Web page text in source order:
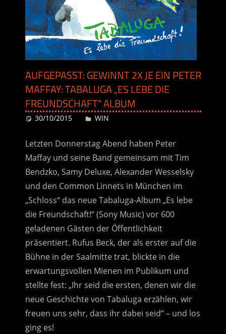
AUFGEPASST: GEWINNT 2X JE EIN PETER
MAFFAY: TABALUGA „ES LEBE DIE
FREUNDSCHAFT“ ALBUM
30/10/2015 Desiree
WIN
Letzten Donnerstag Abend haben Peter
Maffay und seine Band gemeinsam mit Tim
Bendzko, Samy Deluxe, Alexander Wesselsky
und den Common Linnets in München im
„Schloss“ das neue Tabaluga-Album „Es lebe
die Freundschaft!“ (Sony Music) vor 600
geladenen Gästen der Öffentlichkeit
präsentiert. Rufus Beck, der als erster auf die
Bühne in der Saalmitte trat, blickte in die
erwartungsvollen Mienen im Publikum und
stellte fest: „Ihr seid die ersten, denen wir die
neue Geschichte von Tabaluga erzählen, wir
freuen uns sehr, dass ihr dabei seid“ – und los
ging es!